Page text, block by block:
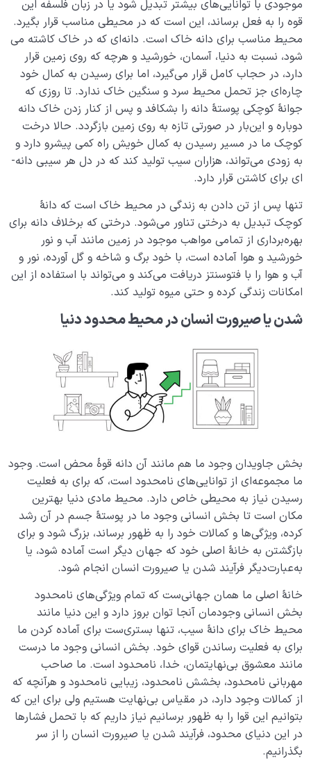
نسبت دنیا به آخرت 0/24
سنّت‌های الهی 0/20
مرگ یا تولد؟ 0/13
دنیا؛ باشگاه انسان‌سازی 0/8
چگونه انسان شویم؟ 0/18
موجودی با توانایی­‌های بیشتر تبدیل شود یا در زبان فلسفه این
قوه را به فعل برساند، این است که در محیطی مناسب قرار بگیرد.
محیط مناسب برای دانه خاک است. دانه‌­ای که در خاک کاشته می­‌
شود­، نسبت به دنیا، آسمان، خورشید و هرچه که روی زمین قرار
دارد، در حجاب کامل قرار می­‌گیرد، اما برای رسیدن به کمال خود
چاره‌­ای جز تحمل محیط سرد و سنگین خاک ندارد. تا روزی که
جوانۀ کوچکی پوستۀ دانه را بشکافد و پس از کنار زدن خاک دانه
دوباره و این‌­بار در صورتی تازه به روی زمین بازگردد. حالا درخت
کوچک ما در مسیر رسیدن به کمال خویش راه کمی پیش­رو دارد و
به زودی می‌تواند، هزاران سیب تولید کند که در دل هر سیبی دانه‌­
ای برای کاشتن قرار دارد.
تنها پس از تن دادن به زندگی در محیط خاک است که دانۀ
کوچک تبدیل به درختی تناور می­‌شود. درختی که برخلاف دانه برای
بهره‌­برداری از تمامی مواهب موجود در زمین مانند آب و نور
خورشید و هوا آماده است، با خود برگ و شاخه و گل آورده، نور و
آب و هوا را با فتوسنتز دریافت می­‌کند و می‌­تواند با استفاده از این
امکانات زندگی کرده و حتی میوه تولید کند.
شدن یا صیرورت انسان در محیط محدود دنیا
بخش جاویدان وجود ما هم مانند آن دانه قوۀ محض است. وجود
ما مجموعه‌­ای از توانایی­‌های نامحدود است، که برای به فعلیت
رسیدن نیاز به محیطی خاص دارد. محیط مادی دنیا بهترین
مکان است تا بخش انسانی وجود ما در پوستۀ جسم در آن رشد
کرده، ویژگی‌­ها و کمالات خود را به ظهور برساند، بزرگ شود و برای
بازگشتن به خانۀ اصلی خود که جهان دیگر است آماده شود، یا
به‌عبارت‌دیگر فرآیند شدن یا صیرورت انسان انجام شود.
خانۀ اصلی ما همان جهانی­‌ست که تمام ویژگی­‌های نامحدود
بخش انسانی وجودمان آنجا توان بروز دارد و این دنیا مانند
محیط خاک برای دانۀ سیب، تنها بستری‌­ست برای آماده کردن ما
برای به فعلیت رساندن قوای خود. بخش انسانی وجود ما درست
مانند معشوق بی‌نهایتمان، خدا، نامحدود است. ما صاحب
مهربانی نامحدود، بخشش نامحدود، زیبایی نامحدود و هرآنچه که
از کمالات وجود دارد، در مقیاس بی‌­نهایت هستیم ولی برای این که
بتوانیم این قوا را به ظهور برسانیم نیاز داریم که با تحمل فشارها
در این دنیای محدود، فرآیند شدن یا صیرورت انسان را از سر
بگذرانیم.